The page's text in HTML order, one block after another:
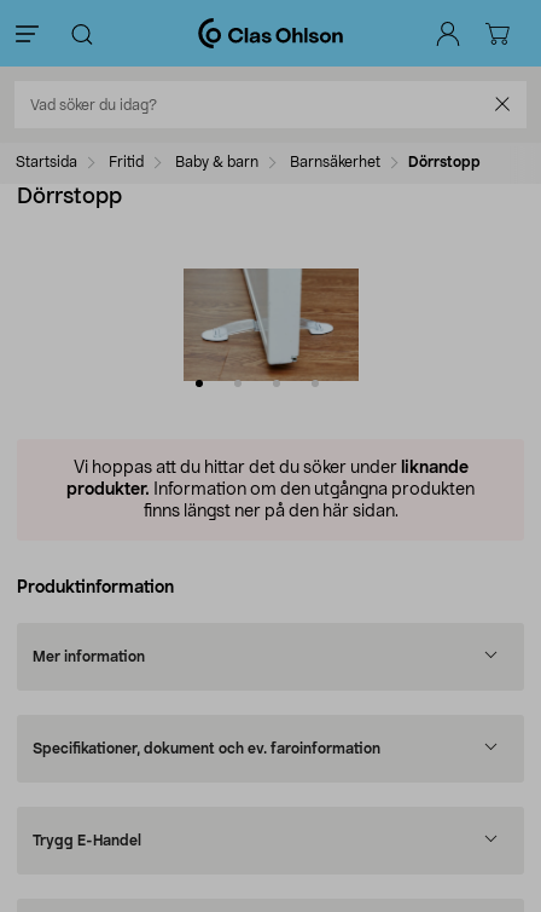
Startsida Fritid Baby & barn Barnsäkerhet Dörrstopp
Dörrstopp
Vi hoppas att du hittar det du söker under liknande
produkter. Information om den utgångna produkten
finns längst ner på den här sidan.
Produktinformation
Mer information
Specifikationer, dokument och ev. faroinformation
Trygg E-Handel